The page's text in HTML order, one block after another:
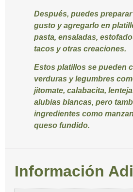
Después, puedes
gusto y agregarlo en
pasta, ensaladas,
tacos y otras creaciones.
Estos platillos se pueden
verduras y legumbres
jitomate, calabacita,
alubias blancas, pero
ingredientes como
queso fundido.
Información